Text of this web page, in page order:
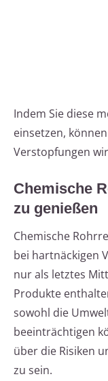
Indem Sie diese
einsetzen,
Verstopfungen
Chemische
zu genießen
Chemische
bei hartnäckigen
nur als letztes
Produkte
sowohl die
beeinträchtigen
über die Risiken
zu sein.